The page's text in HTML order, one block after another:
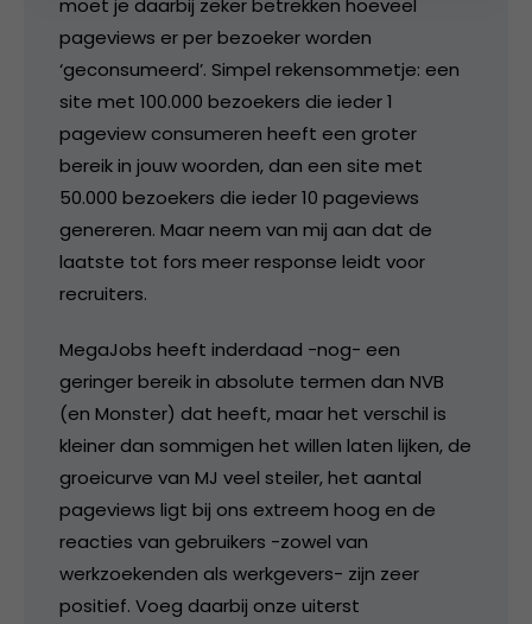
moet je daarbij zeker betrekken hoeveel
pageviews er per bezoeker worden
‘geconsumeerd’. Simpel rekensommetje: een
site met 100.000 bezoekers die ieder 1
pageview consumeren heeft een groter
bereik in jouw woorden, dan een site met
50.000 bezoekers die ieder 10 pageviews
genereren. Maar neem van mij aan dat de
laatste tot fors meer response leidt voor
recruiters.
MegaJobs heeft inderdaad -nog- een
geringer bereik in absolute termen dan NVB
(en Monster) dat heeft, maar het verschil is
kleiner dan sommigen het willen laten lijken, de
groeicurve van MJ veel steiler, het aantal
pageviews ligt bij ons extreem hoog en de
reacties van gebruikers -zowel van
werkzoekenden als werkgevers- zijn zeer
positief. Voeg daarbij onze uiterst